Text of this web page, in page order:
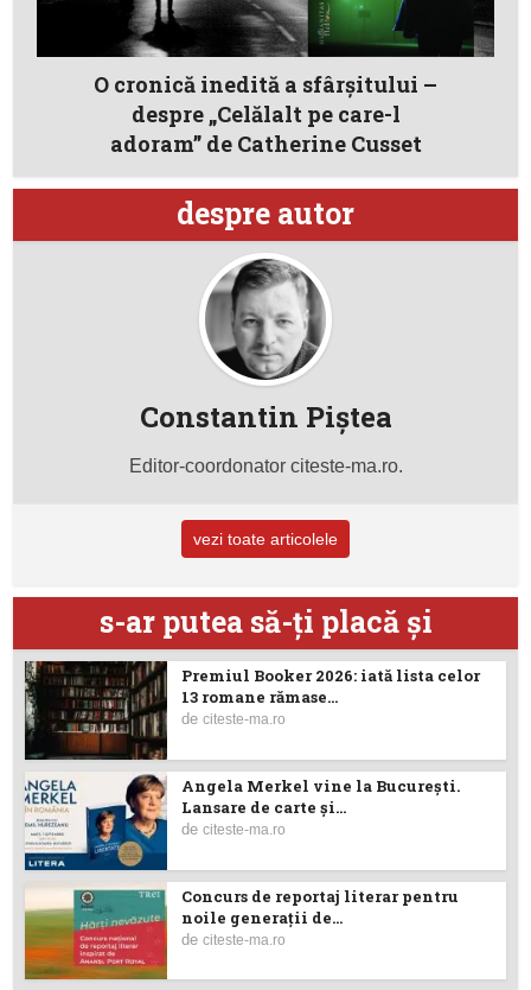
O cronică inedită a sfârşitului –
despre „Celălalt pe care-l
adoram” de Catherine Cusset
despre autor
Constantin Piştea
Editor-coordonator citeste-ma.ro.
vezi toate articolele
s-ar putea să-ţi placă şi
Premiul Booker 2026: iată lista celor
13 romane rămase...
deciteste-ma.ro
Angela Merkel vine la București.
Lansare de carte şi...
deciteste-ma.ro
Concurs de reportaj literar pentru
noile generații de...
deciteste-ma.ro